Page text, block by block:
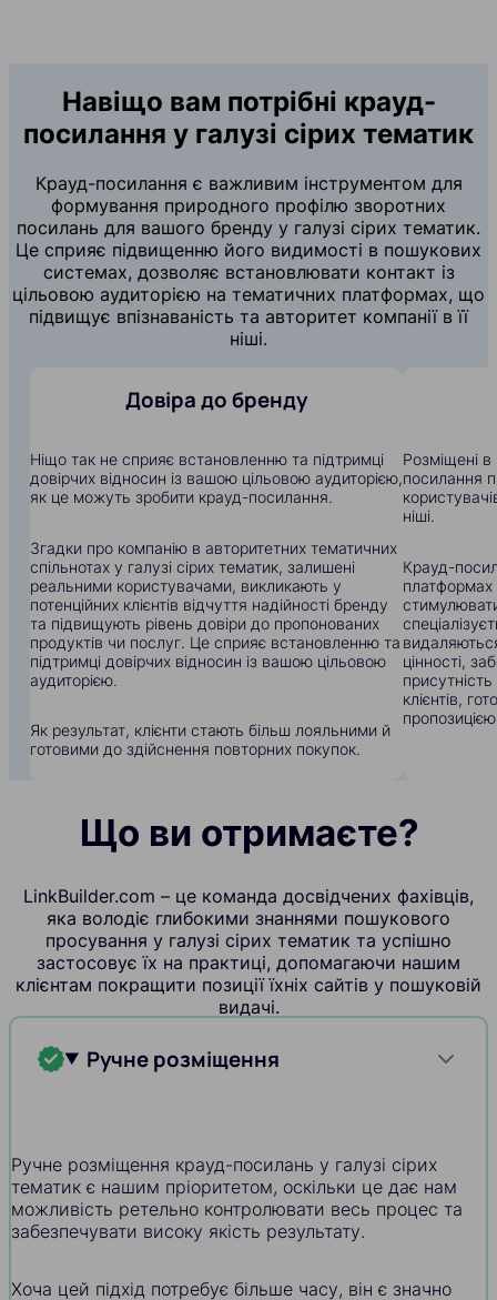
Навіщо вам потрібні крауд-
посилання у галузі сірих тематик
Крауд-посилання є важливим інструментом для
формування природного профілю зворотних
посилань для вашого бренду у галузі сірих тематик.
Це сприяє підвищенню його видимості в пошукових
системах, дозволяє встановлювати контакт із
цільовою аудиторією на тематичних платформах, що
підвищує впізнаваність та авторитет компанії в її
ніші.
Довіра до бренду
Ніщо так не сприяє встановленню та підтримці
довірчих відносин із вашою цільовою аудиторією,
як це можуть зробити крауд-посилання.
Згадки про компанію в авторитетних тематичних
спільнотах у галузі сірих тематик, залишені
реальними користувачами, викликають у
потенційних клієнтів відчуття надійності бренду
та підвищують рівень довіри до пропонованих
продуктів чи послуг. Це сприяє встановленню та
підтримці довірчих відносин із вашою цільовою
аудиторією.
Як результат, клієнти стають більш лояльними й
готовими до здійснення повторних покупок.
Розміщені в
посилання
ніші.
Крауд-
цінності,
клієнтів,
Що ви отримаєте?
LinkBuilder.com – це команда досвідчених фахівців,
яка володіє глибокими знаннями пошукового
просування у галузі сірих тематик та успішно
застосовує їх на практиці, допомагаючи нашим
клієнтам покращити позиції їхніх сайтів у пошуковій
видачі.
Ручне розміщення
Ручне розміщення крауд-посилань у галузі сірих
тематик є нашим пріоритетом, оскільки це дає нам
можливість ретельно контролювати весь процес та
забезпечувати високу якість результату.
Хоча цей підхід потребує більше часу, він є значно